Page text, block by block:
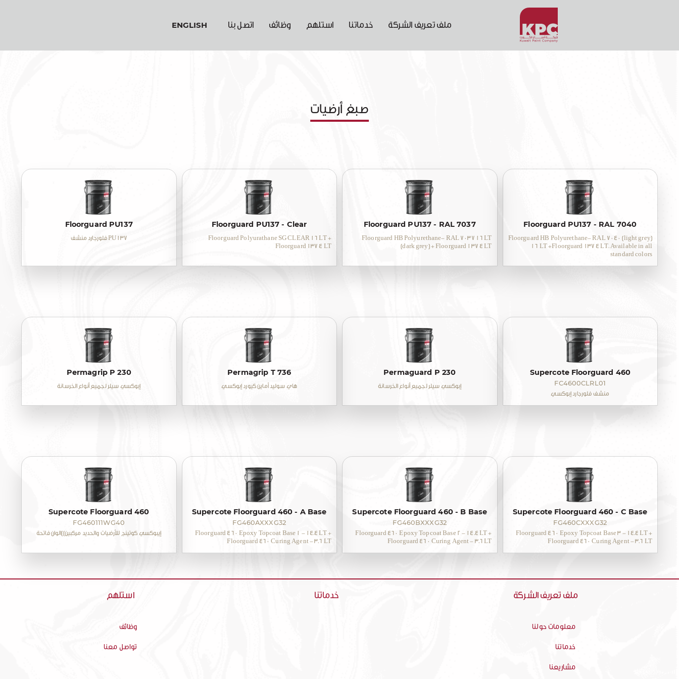
ملف تعريف الشركة خدماتنا استلهم وظائف اتصل بنا ENGLISH
صبغ أرضيات
Floorguard PU137
فلورجارد منشف PU137
Floorguard PU137 - Clear
Floorguard Polyurathane SG CLEAR 16 LT +
Floorguard 137 4 LT
Floorguard PU137 - RAL 7037
Floorguard HB Polyurethane- RAL 7037 16 LT
(dark grey) + Floorguard 137 4 LT
Floorguard PU137 - RAL 7040
Floorguard HB Polyurethane- RAL 7040 (light grey)
16 LT +Floorguard 137 4 LT. Available in all
standard colors
Permagrip P 230
إبوكسي سيلر لجميع أنواع الخرسانة
Permagrip T 736
هاي سوليد أماين كيورد إبوكسي
Permaguard P 230
إبوكسي سيلر لجميع أنواع الخرسانة
Supercote Floorguard 460
FC4600CLRL01
منشف فلورجارد إبوكسي
Supercote Floorguard 460
FG460111WG40
إيبوكسي كوتينج للأرضيات والحديد مركبين))الوان فاتحة
Supercote Floorguard 460 - A Base
FG460AXXXG32
Floorguard 460 Epoxy Topcoat Base 1 - 14.4 LT +
Floorguard 460 Curing Agent - 3.6 LT
Supercote Floorguard 460 - B Base
FG460BXXXG32
Floorguard 460 Epoxy Topcoat Base 2 - 14.4 LT +
Floorguard 460 Curing Agent - 3.6 LT
Supercote Floorguard 460 - C Base
FG460CXXXG32
Floorguard 460 Epoxy Topcoat Base 3 - 14.4 LT +
Floorguard 460 Curing Agent - 3.6 LT
ملف تعريف الشركة
معلومات حولنا
خدماتنا
مشاريعنا
خدماتنا استلهم
وظائف
تواصل معنا